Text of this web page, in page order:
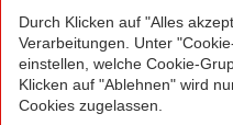
© 2016 - 2026 NORMA
Stiftung & Co. KG
Sitemap Kontakt